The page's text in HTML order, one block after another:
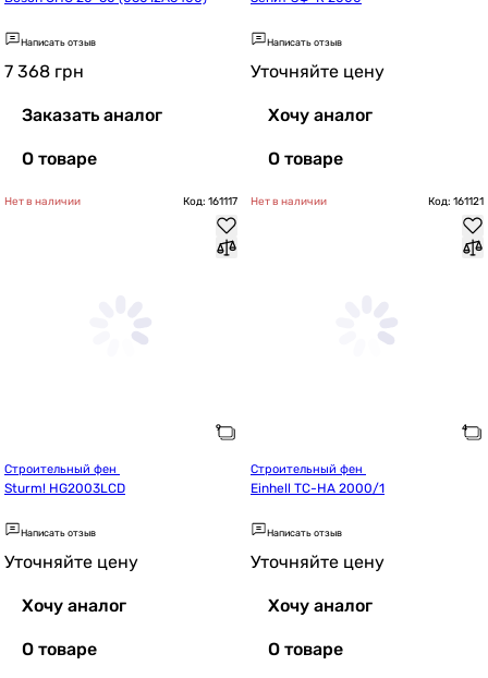
Написать отзыв
7 368 грн
Заказать аналог
О товаре
Написать отзыв
Уточняйте цену
Хочу аналог
О товаре
Нет в наличии Код: 161117
Sturm! HG2003LCD
Написать отзыв
Уточняйте цену
Хочу аналог
О товаре
Нет в наличии Код: 161121
Einhell TC-HA 2000/1
Написать отзыв
Уточняйте цену
Хочу аналог
О товаре